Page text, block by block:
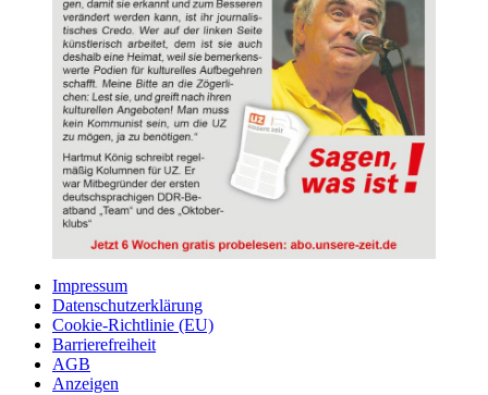
Impressum
Datenschutzerklärung
Cookie-Richtlinie (EU)
Barrierefreiheit
AGB
Anzeigen